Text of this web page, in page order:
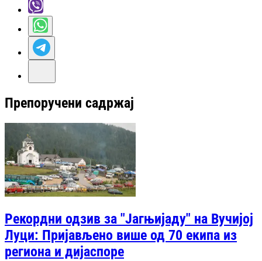
Препоручени садржај
Рекордни одзив за "Јагњијаду" на Вучијој
Луци: Пријављено више од 70 екипа из
региона и дијаспоре